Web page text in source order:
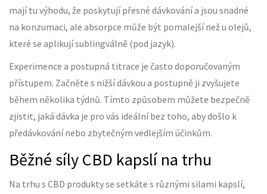
mají tu výhodu, že poskytují přesné dávkování a jsou snadné
na konzumaci, ale absorpce může být pomalejší než u olejů,
které se aplikují sublingválně (pod jazyk).
Experimence a postupná titrace je často doporučovaným
přístupem. Začněte s nižší dávkou a postupně ji zvyšujete
během několika týdnů. Tímto způsobem můžete bezpečně
zjistit, jaká dávka je pro vás ideální bez toho, aby došlo k
předávkování nebo zbytečným vedlejším účinkům.
Běžné síly CBD kapslí na trhu
Na trhu s CBD produkty se setkáte s různými silami kapslí,